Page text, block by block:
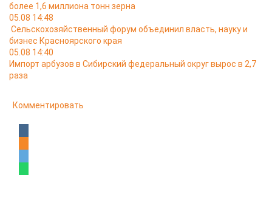
более 1,6 миллиона тонн зерна
05.08 14:48
Сельскохозяйственный форум объединил власть, науку и
бизнес Красноярского края
05.08 14:40
Импорт арбузов в Сибирский федеральный округ вырос в 2,7
раза
Комментировать